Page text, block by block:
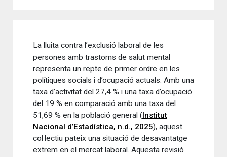
La lluita contra l’exclusió laboral de les
persones amb trastorns de salut mental
representa un repte de primer ordre en les
polítiques socials i d’ocupació actuals. Amb una
taxa d’activitat del 27,4 % i una taxa d’ocupació
del 19 % en comparació amb una taxa del
51,69 % en la població general (Institut
Nacional d’Estadística, n.d., 2025), aquest
col·lectiu pateix una situació de desavantatge
extrem en el mercat laboral. Aquesta revisió